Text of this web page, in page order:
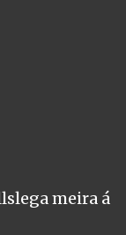
meira á